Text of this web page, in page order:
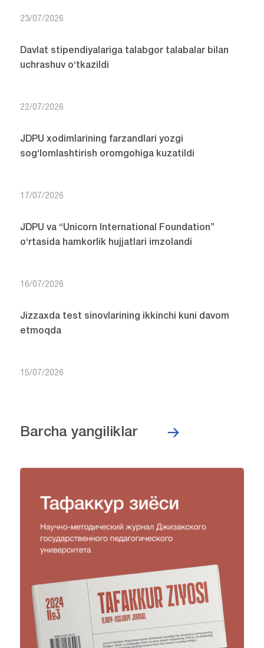
23/07/2026
Davlat stipendiyalariga talabgor talabalar bilan
uchrashuv o‘tkazildi
22/07/2026
JDPU xodimlarining farzandlari yozgi
sog‘lomlashtirish oromgohiga kuzatildi
17/07/2026
JDPU va “Unicorn International Foundation”
o‘rtasida hamkorlik hujjatlari imzolandi
16/07/2026
Jizzaxda test sinovlarining ikkinchi kuni davom
etmoqda
15/07/2026
Barcha yangiliklar